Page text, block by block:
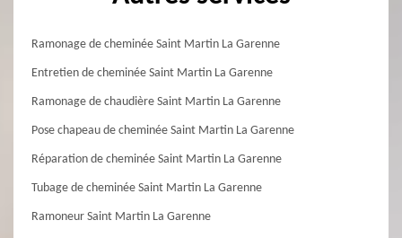
Ramonage de cheminée Saint Martin La Garenne
Entretien de cheminée Saint Martin La Garenne
Ramonage de chaudière Saint Martin La Garenne
Pose chapeau de cheminée Saint Martin La Garenne
Réparation de cheminée Saint Martin La Garenne
Tubage de cheminée Saint Martin La Garenne
Ramoneur Saint Martin La Garenne